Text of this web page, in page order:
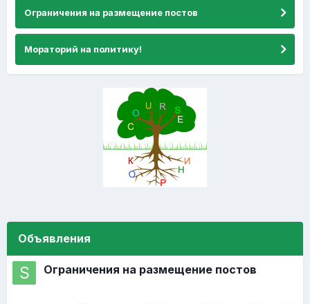
Ограничения на размещение постов
Мораторий на политику!
Объявления
Ограничения на размещение постов